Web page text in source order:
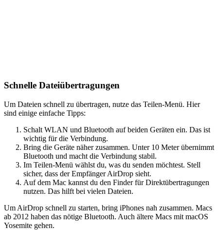
Schnelle Dateiübertragungen
Um Dateien schnell zu übertragen, nutze das Teilen-Menü. Hier
sind einige einfache Tipps:
Schalt WLAN und Bluetooth auf beiden Geräten ein. Das ist
wichtig für die Verbindung.
Bring die Geräte näher zusammen. Unter 10 Meter übernimmt
Bluetooth und macht die Verbindung stabil.
Im Teilen-Menü wählst du, was du senden möchtest. Stell
sicher, dass der Empfänger AirDrop sieht.
Auf dem Mac kannst du den Finder für Direktübertragungen
nutzen. Das hilft bei vielen Dateien.
Um AirDrop schnell zu starten, bring iPhones nah zusammen. Macs
ab 2012 haben das nötige Bluetooth. Auch ältere Macs mit macOS
Yosemite gehen.